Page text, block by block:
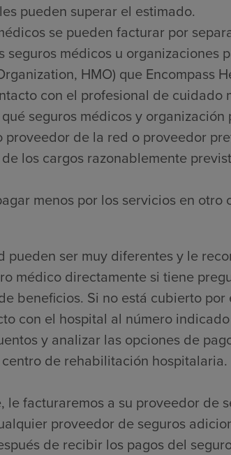
pueden superar el estimado.
se pueden facturar por
seguros médicos u organizaciones
HMO) que Encompass
con el profesional de cuidado
seguros médicos y
proveedor de la red o proveedor
los cargos razonablemente
menos por los servicios en
pueden ser muy diferentes y le
médico directamente si tiene
beneficios. Si no está cubierto
con el hospital al número
y analizar las opciones de
de rehabilitación hospitalaria.
le facturaremos a su proveedor de
proveedor de seguros
de recibir los pagos del